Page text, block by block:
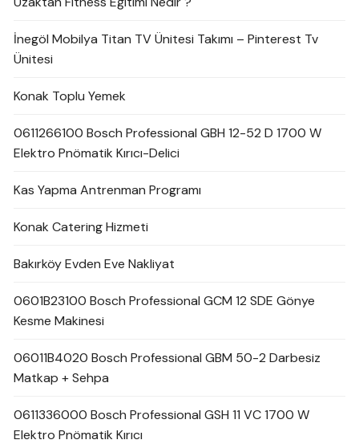
İnegöl Mobilya Titan TV Ünitesi Takımı – Pinterest Tv
Ünitesi
Konak Toplu Yemek
0611266100 Bosch Professional GBH 12-52 D 1700 W
Elektro Pnömatik Kırıcı-Delici
Kas Yapma Antrenman Programı
Konak Catering Hizmeti
Bakırköy Evden Eve Nakliyat
0601B23100 Bosch Professional GCM 12 SDE Gönye
Kesme Makinesi
06011B4020 Bosch Professional GBM 50-2 Darbesiz
Matkap + Sehpa
0611336000 Bosch Professional GSH 11 VC 1700 W
Elektro Pnömatik Kırıcı